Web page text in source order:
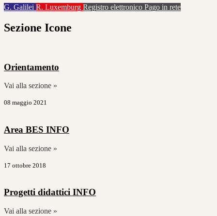
G. Galilei R. Luxemburg Registro elettronico Pago in rete
Sezione Icone
Orientamento
Vai alla sezione »
08 maggio 2021
Area BES INFO
Vai alla sezione »
17 ottobre 2018
Progetti didattici INFO
Vai alla sezione »